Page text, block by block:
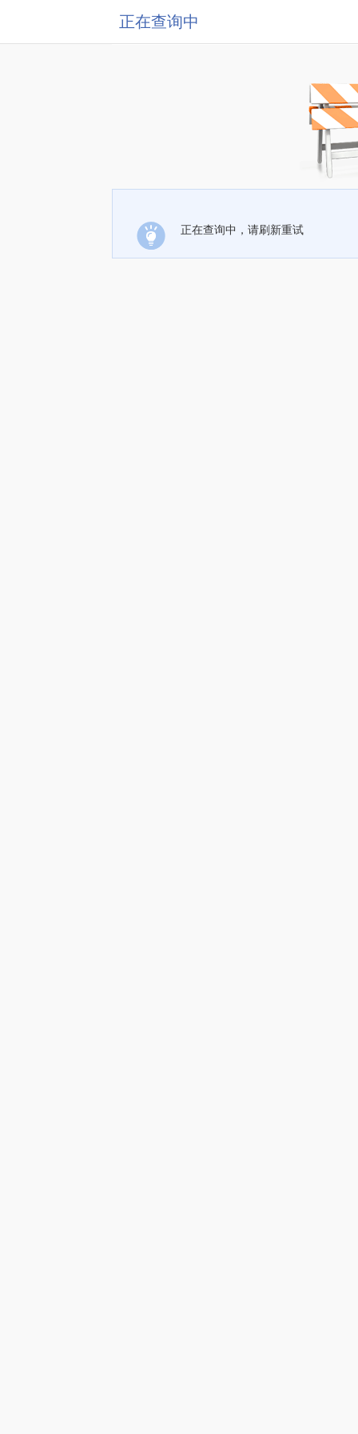
正在查询中
正在查询中，请刷新重试